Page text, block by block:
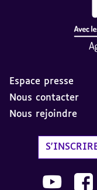
Espace presse
Nous contacter
Nous rejoindre
Nous